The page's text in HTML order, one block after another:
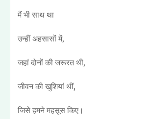
मैं भी साथ था
उन्हीं अहसासों में,
जहां दोनों की जरूरत थी,
जीवन की खुशियां थीं,
जिसे हमने महसूस किए।